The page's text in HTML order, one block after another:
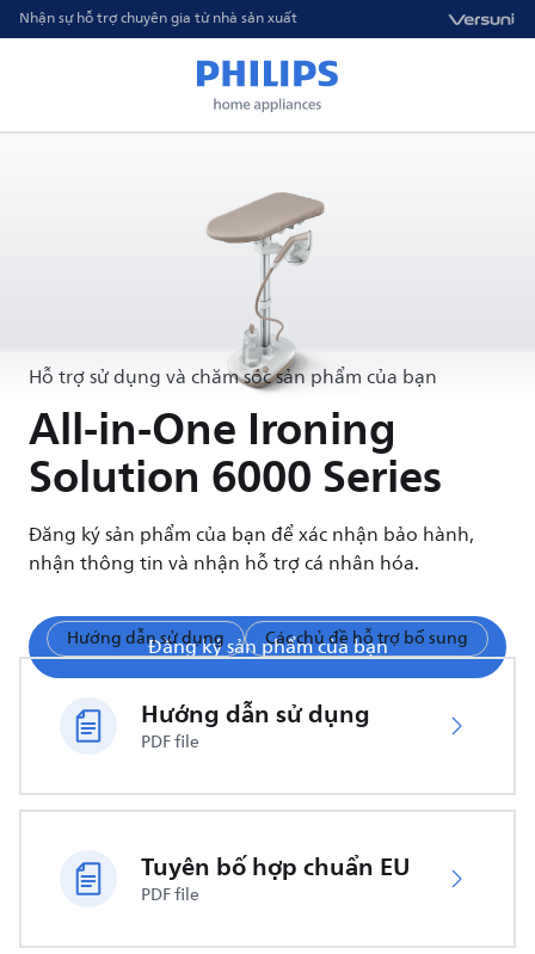
Nhận sự hỗ trợ chuyên gia từ nhà sản xuất
Hỗ trợ sử dụng và chăm sóc sản phẩm của bạn
All-in-One Ironing
Solution 6000 Series
Đăng ký sản phẩm của bạn để xác nhận bảo hành,
nhận thông tin và nhận hỗ trợ cá nhân hóa.
Đăng ký sản phẩm của bạn
Hướng dẫn sử dụng Các chủ đề hỗ trợ bổ sung
Hướng dẫn sử dụng
PDF file
Tuyên bố hợp chuẩn EU
PDF file